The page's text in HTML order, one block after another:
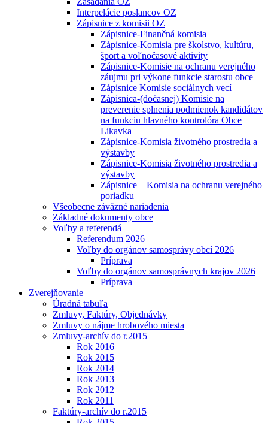
Interpelácie poslancov OZ
Zápisnice z komisii OZ
Zápisnice-Finančná komisia
Zápisnice-Komisia pre školstvo, kultúru,
šport a voľnočasové aktivity
Zápisnice-Komisie na ochranu verejného
záujmu pri výkone funkcie starostu obce
Zápisnice Komisie sociálnych vecí
Zápisnica-(dočasnej) Komisie na
preverenie splnenia podmienok kandidátov
na funkciu hlavného kontrolóra Obce
Likavka
Zápisnice-Komisia životného prostredia a
výstavby
Zápisnice-Komisia životného prostredia a
výstavby
Zápisnice – Komisia na ochranu verejného
poriadku
Všeobecne záväzné nariadenia
Základné dokumenty obce
Voľby a referendá
Referendum 2026
Voľby do orgánov samosprávy obcí 2026
Príprava
Voľby do orgánov samosprávnych krajov 2026
Príprava
Zverejňovanie
Úradná tabuľa
Zmluvy, Faktúry, Objednávky
Zmluvy o nájme hrobového miesta
Zmluvy-archív do r.2015
Rok 2016
Rok 2015
Rok 2014
Rok 2013
Rok 2012
Rok 2011
Faktúry-archív do r.2015